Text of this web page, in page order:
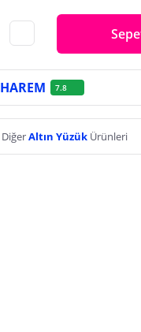
HAREM 7.8
DiğerAltın Yüzük Ürünleri